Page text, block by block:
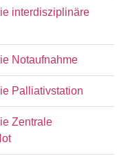
interdisziplinäre
Notaufnahme
Palliativstation
Zentrale